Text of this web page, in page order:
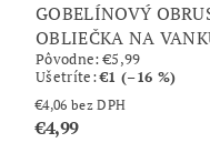
GOBELÍNOVÝ
OBLIEČKA NA
Pôvodne:€5,99
Ušetríte:€1 (–16 %)
€4,06 bez DPH
€4,99